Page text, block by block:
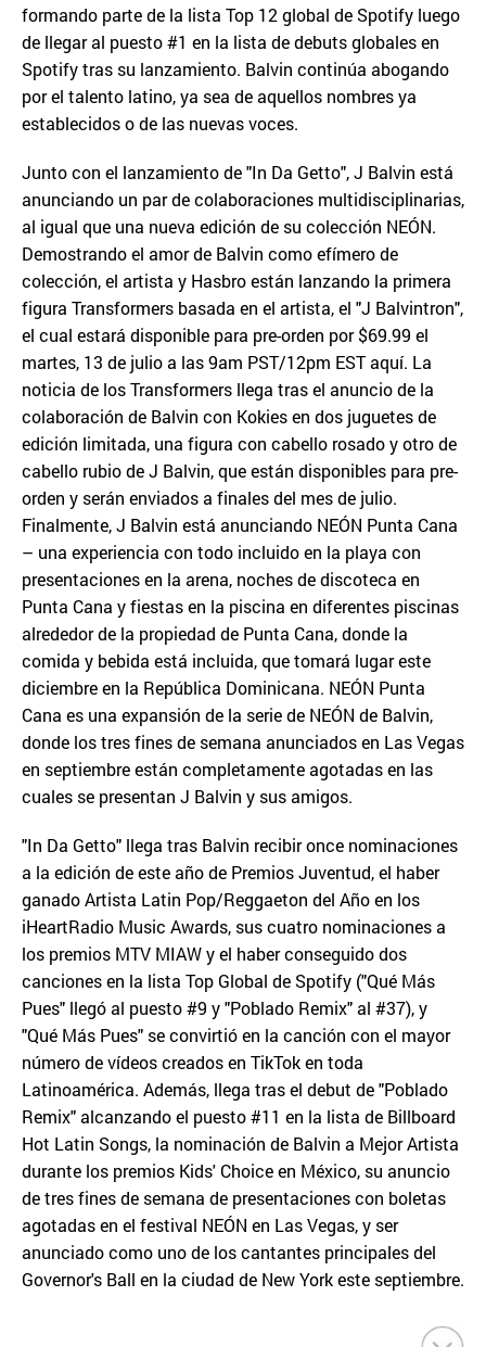
formando parte de la lista Top 12 global de Spotify luego
de llegar al puesto #1 en la lista de debuts globales en
Spotify tras su lanzamiento. Balvin continúa abogando
por el talento latino, ya sea de aquellos nombres ya
establecidos o de las nuevas voces.
Junto con el lanzamiento de "In Da Getto", J Balvin está
anunciando un par de colaboraciones multidisciplinarias,
al igual que una nueva edición de su colección NEÓN.
Demostrando el amor de Balvin como efímero de
colección, el artista y Hasbro están lanzando la primera
figura Transformers basada en el artista, el "J Balvintron",
el cual estará disponible para pre-orden por $69.99 el
martes, 13 de julio a las 9am PST/12pm EST aquí. La
noticia de los Transformers llega tras el anuncio de la
colaboración de Balvin con Kokies en dos juguetes de
edición limitada, una figura con cabello rosado y otro de
cabello rubio de J Balvin, que están disponibles para pre-
orden y serán enviados a finales del mes de julio.
Finalmente, J Balvin está anunciando NEÓN Punta Cana
– una experiencia con todo incluido en la playa con
presentaciones en la arena, noches de discoteca en
Punta Cana y fiestas en la piscina en diferentes piscinas
alrededor de la propiedad de Punta Cana, donde la
comida y bebida está incluida, que tomará lugar este
diciembre en la República Dominicana. NEÓN Punta
Cana es una expansión de la serie de NEÓN de Balvin,
donde los tres fines de semana anunciados en Las Vegas
en septiembre están completamente agotadas en las
cuales se presentan J Balvin y sus amigos.
"In Da Getto" llega tras Balvin recibir once nominaciones
a la edición de este año de Premios Juventud, el haber
ganado Artista Latin Pop/Reggaeton del Año en los
iHeartRadio Music Awards, sus cuatro nominaciones a
los premios MTV MIAW y el haber conseguido dos
canciones en la lista Top Global de Spotify ("Qué Más
Pues" llegó al puesto #9 y "Poblado Remix" al #37), y
"Qué Más Pues" se convirtió en la canción con el mayor
número de vídeos creados en TikTok en toda
Latinoamérica. Además, llega tras el debut de "Poblado
Remix" alcanzando el puesto #11 en la lista de Billboard
Hot Latin Songs, la nominación de Balvin a Mejor Artista
durante los premios Kids' Choice en México, su anuncio
de tres fines de semana de presentaciones con boletas
agotadas en el festival NEÓN en Las Vegas, y ser
anunciado como uno de los cantantes principales del
Governor's Ball en la ciudad de New York este septiembre.